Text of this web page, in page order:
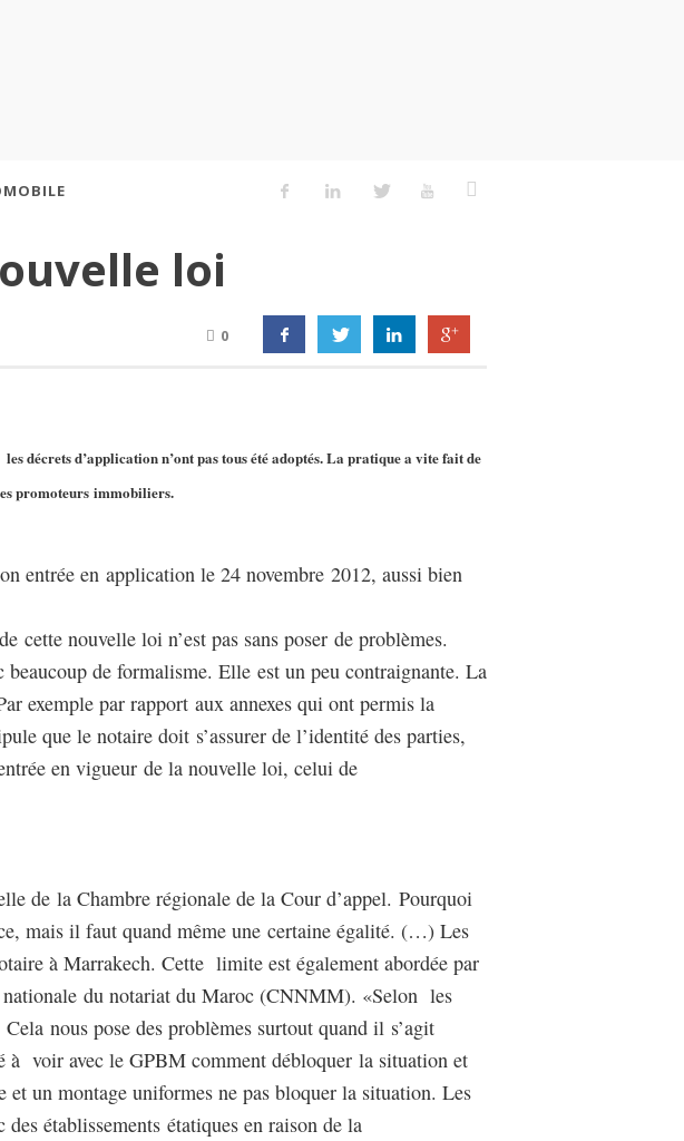
loi
0
décrets d’application n’ont pas tous été adoptés. La pratique a vite fait de
promoteurs immobiliers.
entrée en application le 24 novembre 2012, aussi bien
nouvelle loi n’est pas sans poser de problèmes.
de formalisme. Elle est un peu contraignante. La
exemple par rapport aux annexes qui ont permis la
que le notaire doit s’assurer de l’identité des parties,
en vigueur de la nouvelle loi, celui de
de la Chambre régionale de la Cour d’appel. Pourquoi
mais il faut quand même une certaine égalité. (…) Les
à Marrakech. Cette limite est également abordée par
du notariat du Maroc (CNNMM). «Selon les
nous pose des problèmes surtout quand il s’agit
à voir avec le GPBM comment débloquer la situation et
et un montage uniformes ne pas bloquer la situation. Les
établissements étatiques en raison de la